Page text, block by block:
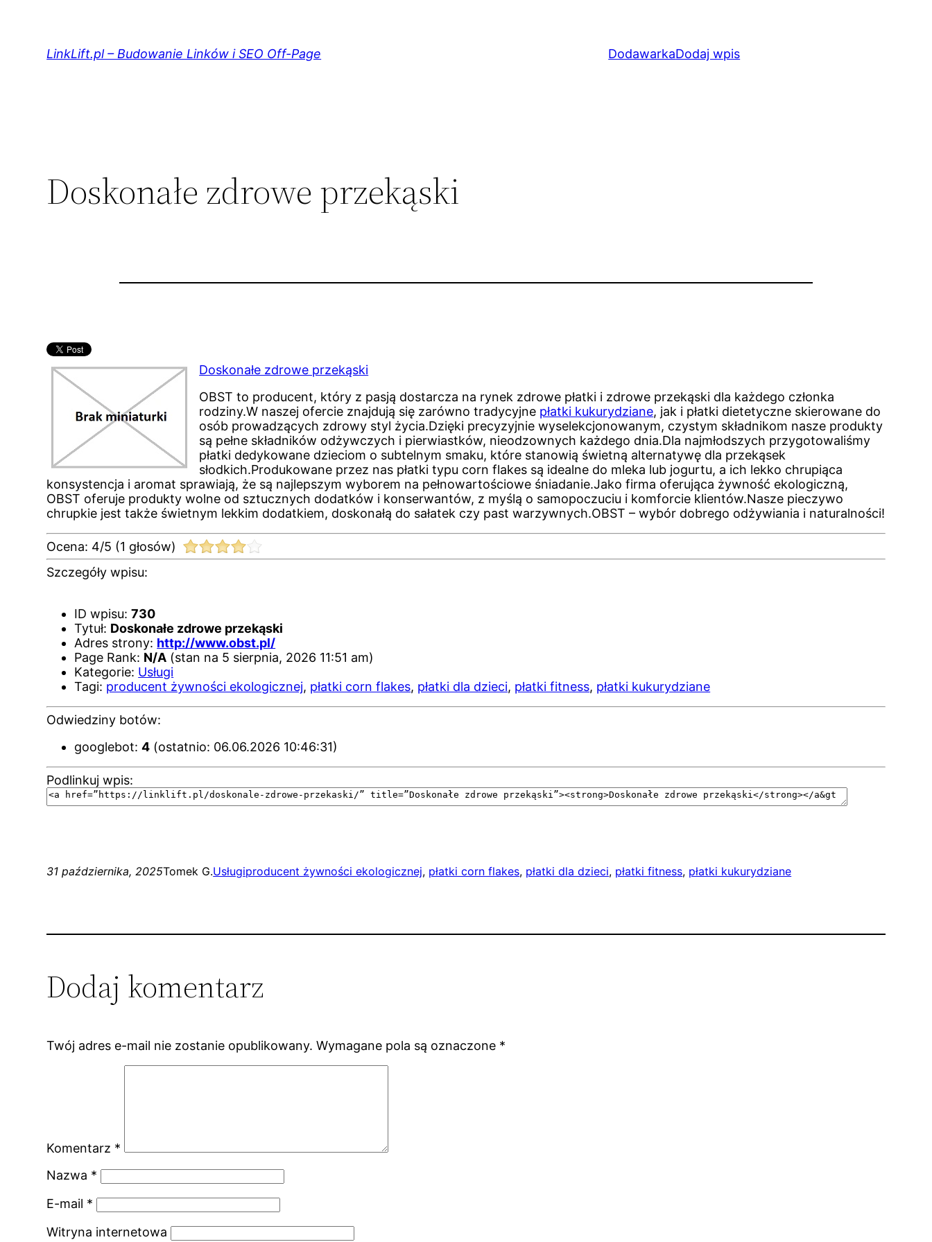
LinkLift.pl – Budowanie Linków i SEO Off-Page
DodawarkaDodaj wpis
Doskonałe zdrowe przekąski
Doskonałe zdrowe przekąski
OBST to producent, który z pasją dostarcza na rynek zdrowe płatki i zdrowe przekąski dla każdego członka
rodziny.W naszej ofercie znajdują się zarówno tradycyjne płatki kukurydziane, jak i płatki dietetyczne skierowane do
osób prowadzących zdrowy styl życia.Dzięki precyzyjnie wyselekcjonowanym, czystym składnikom nasze produkty
są pełne składników odżywczych i pierwiastków, nieodzownych każdego dnia.Dla najmłodszych przygotowaliśmy
płatki dedykowane dzieciom o subtelnym smaku, które stanowią świetną alternatywę dla przekąsek
słodkich.Produkowane przez nas płatki typu corn flakes są idealne do mleka lub jogurtu, a ich lekko chrupiąca
konsystencja i aromat sprawiają, że są najlepszym wyborem na pełnowartościowe śniadanie.Jako firma oferująca żywność ekologiczną,
OBST oferuje produkty wolne od sztucznych dodatków i konserwantów, z myślą o samopoczuciu i komforcie klientów.Nasze pieczywo
chrupkie jest także świetnym lekkim dodatkiem, doskonałą do sałatek czy past warzywnych.OBST – wybór dobrego odżywiania i naturalności!
Ocena: 4/5 (1 głosów)
Szczegóły wpisu:
ID wpisu:730
Tytuł: Doskonałe zdrowe przekąski
Adres strony: http://www.obst.pl/
Page Rank: N/A (stan na 5 sierpnia, 2026 11:51 am)
Kategorie: Usługi
Tagi: producent żywności ekologicznej, płatki corn flakes, płatki dla dzieci, płatki fitness, płatki kukurydziane
Odwiedziny botów:
googlebot:4 (ostatnio: 06.06.2026 10:46:31)
Podlinkuj wpis:
31 października, 2025Tomek G.Usługiproducent żywności ekologicznej, płatki corn flakes, płatki dla dzieci, płatki fitness, płatki kukurydziane
Dodaj komentarz
Twój adres e-mail nie zostanie opublikowany. Wymagane pola są oznaczone *
Komentarz *
Nazwa *
E-mail *
Witryna internetowa